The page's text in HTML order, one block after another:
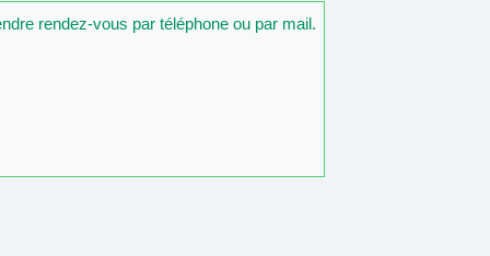
rendez-vous par téléphone ou par mail.